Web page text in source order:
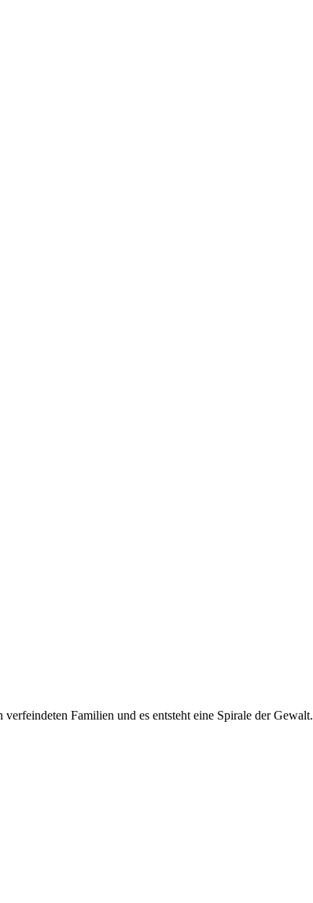
Familien und es entsteht eine Spirale der Gewalt.